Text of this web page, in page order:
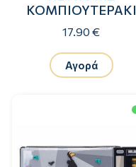
ΚΟΜΠΙΟΥΤΕΡΑΚΙ
DRAGON
17.90 €
Αγορά